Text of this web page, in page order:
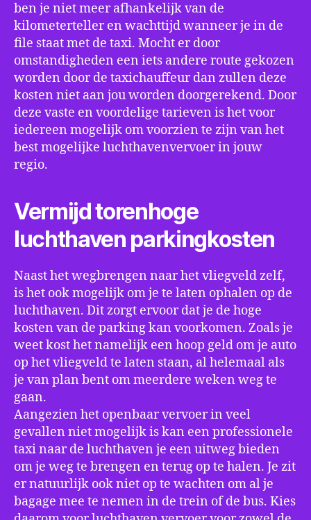
ben je niet meer afhankelijk van de
kilometerteller en wachttijd wanneer je in de
file staat met de taxi. Mocht er door
omstandigheden een iets andere route gekozen
worden door de taxichauffeur dan zullen deze
kosten niet aan jou worden doorgerekend. Door
deze vaste en voordelige tarieven is het voor
iedereen mogelijk om voorzien te zijn van het
best mogelijke luchthavenvervoer in jouw
regio.
Vermijd torenhoge
luchthaven parkingkosten
Naast het wegbrengen naar het vliegveld zelf,
is het ook mogelijk om je te laten ophalen op de
luchthaven. Dit zorgt ervoor dat je de hoge
kosten van de parking kan voorkomen. Zoals je
weet kost het namelijk een hoop geld om je auto
op het vliegveld te laten staan, al helemaal als
je van plan bent om meerdere weken weg te
gaan.
Aangezien het openbaar vervoer in veel
gevallen niet mogelijk is kan een professionele
taxi naar de luchthaven je een uitweg bieden
om je weg te brengen en terug op te halen. Je zit
er natuurlijk ook niet op te wachten om al je
bagage mee te nemen in de trein of de bus. Kies